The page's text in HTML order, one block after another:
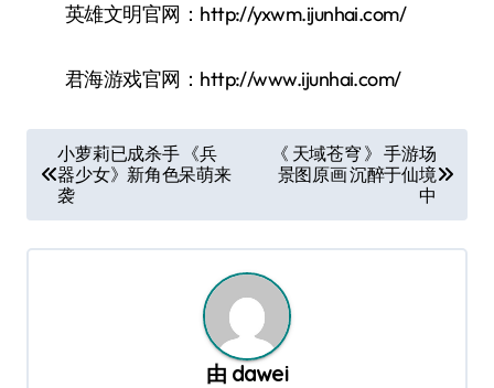
英雄文明官网：http://yxwm.ijunhai.com/
君海游戏官网：http://www.ijunhai.com/
章
导
航
小萝莉已成杀手 《兵
器少女》新角色呆萌来
袭
《 天域苍穹 》 手游场
景图原画 沉醉于仙境
中
由 dawei